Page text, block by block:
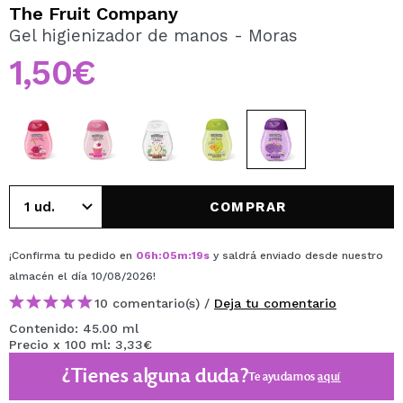
Al crear una cuenta en Maquillalia.com podrás realizar
tus compras rápidamente, revisar el estado de tus
pedidos y consultar tus operaciones anteriores.
CREAR CUENTA
The Fruit Company
Gel higienizador de manos - Moras
1,50€
COMPRAR
¡Confirma tu pedido en 06h:05m:19s y saldrá enviado desde nuestro
almacén el día 10/08/2026!
10 comentario(s) / Deja tu comentario
Contenido: 45.00 ml
Precio x 100 ml: 3,33€
¿Tienes alguna duda?Te ayudamosaquí